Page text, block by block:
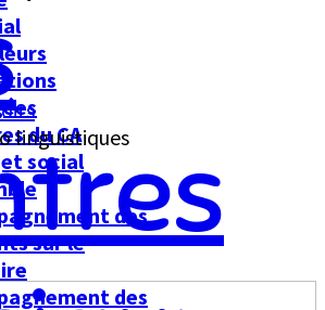
du CA
social
des
sur le
des
linguistiques